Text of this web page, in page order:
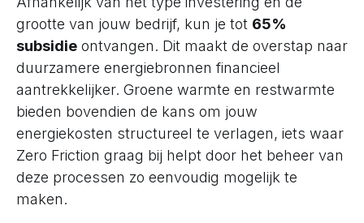
grootte van jouw bedrijf, kun je tot 65%
subsidie ontvangen. Dit maakt de overstap naar
duurzamere energiebronnen financieel
aantrekkelijker. Groene warmte en restwarmte
bieden bovendien de kans om jouw
energiekosten structureel te verlagen, iets waar
Zero Friction graag bij helpt door het beheer van
deze processen zo eenvoudig mogelijk te
maken.